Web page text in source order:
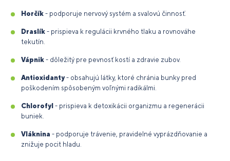
Horčík - podporuje nervový systém a svalovú činnosť.
Draslík - prispieva k regulácii krvného tlaku a rovnováhe
tekutín.
Vápnik - dôležitý pre pevnosť kostí a zdravie zubov.
Antioxidanty- obsahujú látky, ktoré chránia bunky pred
poškodením spôsobeným voľnými radikálmi.
Chlorofyl - prispieva k detoxikácii organizmu a regenerácii
buniek.
Vláknina - podporuje trávenie, pravidelné vyprázdňovanie a
znižuje pocit hladu.